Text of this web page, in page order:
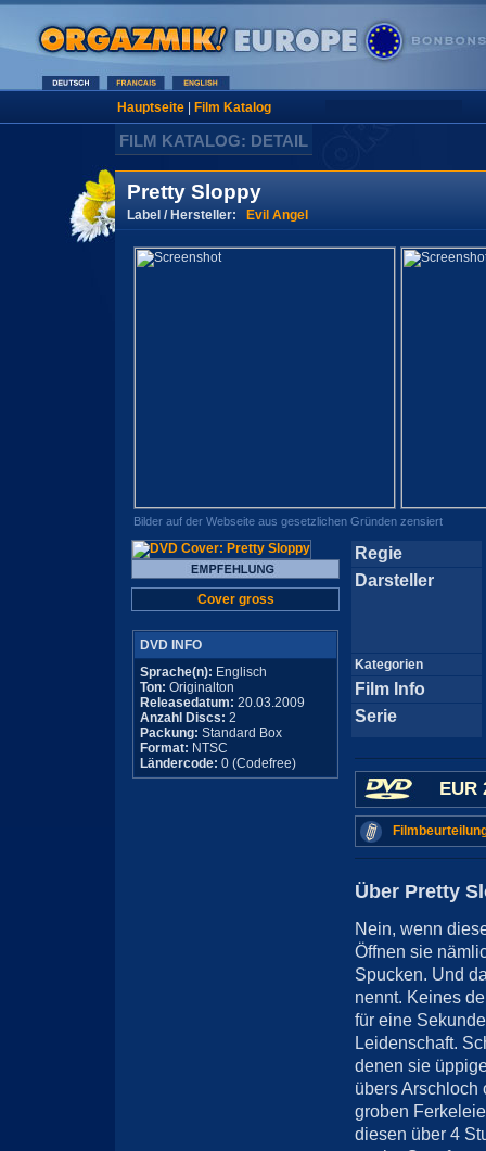
Hauptseite| Film Katalog
FILM KATALOG: DETAIL
Pretty Sloppy
Label / Hersteller: Evil Angel
Bilder auf der Webseite aus gesetzlichen Gründen zensiert
Cover gross
DVD INFO
Sprache(n): Englisch
Ton: Originalton
Releasedatum: 20.03.2009
Anzahl Discs: 2
Packung: Standard Box
Format: NTSC
Ländercode: 0 (Codefree)
Regie
Darsteller
Kategorien
Film Info
Serie
EUR
Über Pretty
Nein, wenn
Öffnen sie
Spucken. Und
nennt. Keines
für eine
Leidenschaft.
denen sie
übers Arschloch
groben
diesen über 4